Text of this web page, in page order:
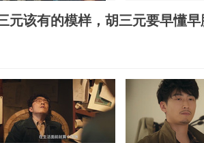
元该有的模样，胡三元要早懂早